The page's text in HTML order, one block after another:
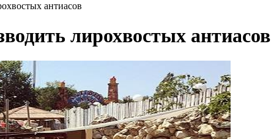
антиасов
лирохвостых антиасов